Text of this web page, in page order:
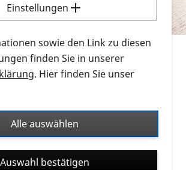
bestellen bzw. herunterladen
Sie sich dieErklärvideos zum
auf der PRO RETINA-Website
Menschen an.
finden Sie sämtliches Infomaterial
Formatfilter, um ausschließlich
Broschüren, Audios oder Videos zu
Flyer und Broschüren werden in
angeboten: zur
Einstellungen
sowie den Link zu diesen
finden Sie in unserer
. Hier finden Sie unser
Alle auswählen
Auswahl bestätigen